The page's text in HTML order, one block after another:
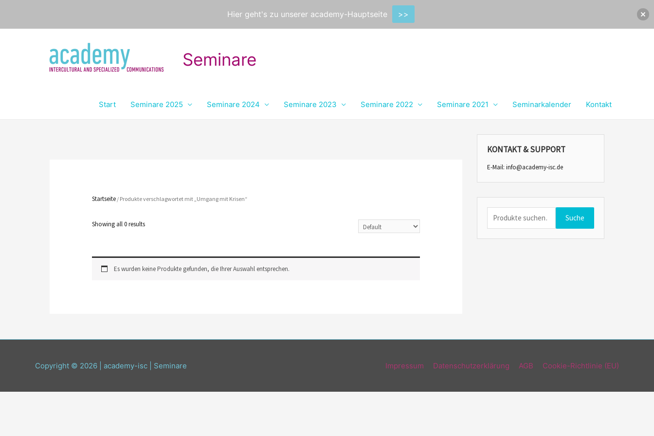
Seminare
Start Seminare 2025 Seminare 2024 Seminare 2023 Seminare 2022 Seminare 2021 Seminarkalender Kontakt
Startseite/ Produkte verschlagwortet mit „Umgang mit Krisen“
Showing all 0 results
Es wurden keine Produkte gefunden, die Ihrer Auswahl entsprechen.
KONTAKT & SUPPORT
E-Mail: info@academy-isc.de
Suche
Copyright © 2026 | academy-isc | Seminare Impressum Datenschutzerklärung AGB Cookie-Richtlinie (EU)
Hier geht's zu unserer academy-Hauptseite >>